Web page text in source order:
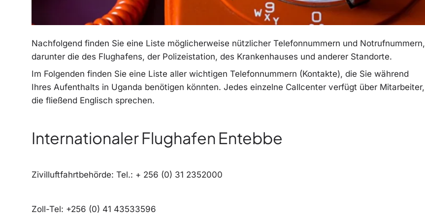
Nachfolgend finden Sie eine Liste möglicherweise nützlicher Telefonnummern und Notrufnummern,
darunter die des Flughafens, der Polizeistation, des Krankenhauses und anderer Standorte.
Im Folgenden finden Sie eine Liste aller wichtigen Telefonnummern (Kontakte), die Sie während
Ihres Aufenthalts in Uganda benötigen könnten. Jedes einzelne Callcenter verfügt über Mitarbeiter,
die fließend Englisch sprechen.
Internationaler Flughafen Entebbe
Zivilluftfahrtbehörde: Tel.: + 256 (0) 31 2352000
Zoll-Tel: +256 (0) 41 43533596